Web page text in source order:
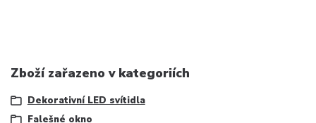
Zboží zařazeno v kategoriích
Dekorativní LED svítidla
Falešné okno